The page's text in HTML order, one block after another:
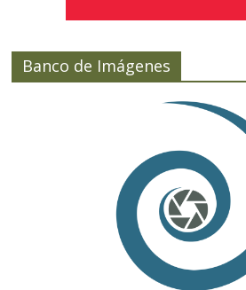
Banco de Imágenes